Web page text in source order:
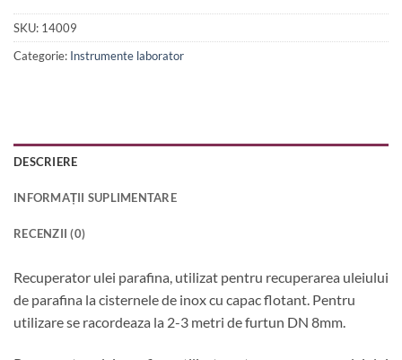
SKU: 14009
Categorie: Instrumente laborator
DESCRIERE
INFORMAȚII SUPLIMENTARE
RECENZII (0)
Recuperator ulei parafina, utilizat pentru recuperarea uleiului
de parafina la cisternele de inox cu capac flotant. Pentru
utilizare se racordeaza la 2-3 metri de furtun DN 8mm.